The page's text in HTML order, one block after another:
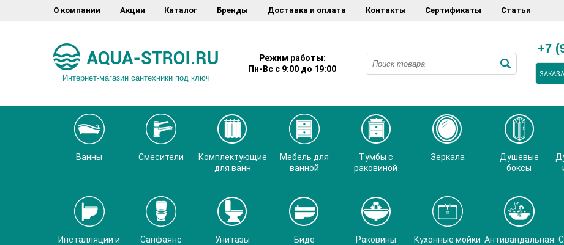
О компании Акции Каталог Бренды Доставка и оплата Контакты Сертификаты Статьи
Интернет-магазин сантехники под ключ
Режим работы:
Пн-Вс с 9:00 до 19:00
+7
Ванны Смесители
Комплектующие
для ванн
Мебель для
ванной
Тумбы с
раковиной
Зеркала
Душевые
боксы
Инсталляции и
Санфаянс Унитазы Биде Раковины Кухонные мойки Антивандальная